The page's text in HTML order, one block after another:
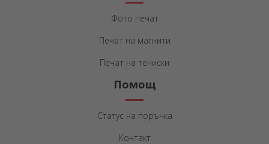
Фото печат
Печат на магнити
Печат на тениски
Помощ
Статус на поръчка
Контакт